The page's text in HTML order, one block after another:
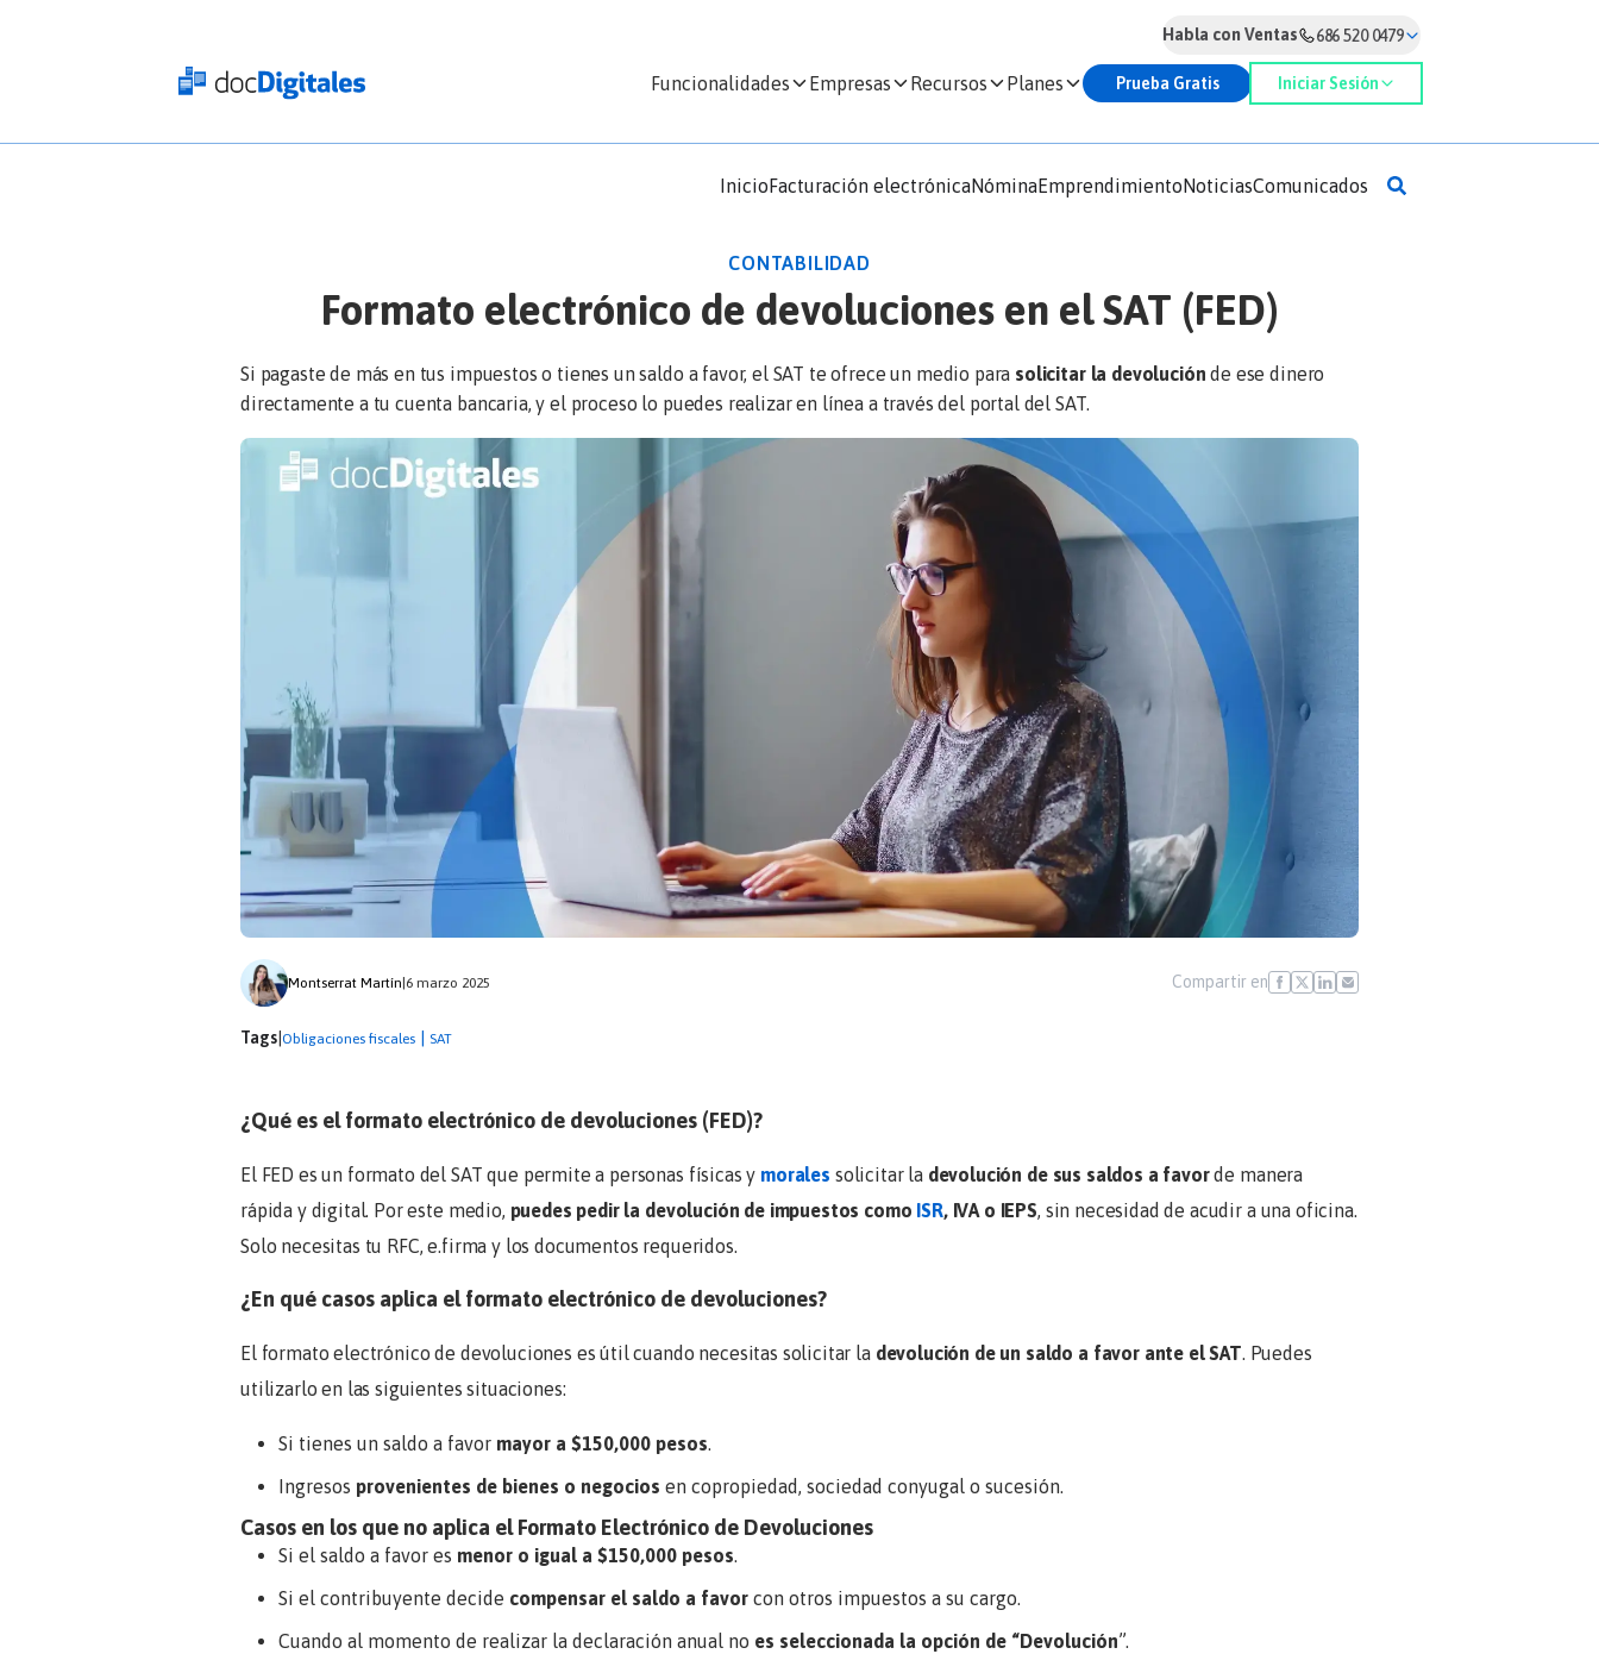
Funcionalidades Empresas Recursos Planes Prueba Gratis Iniciar Sesión
Habla con Ventas 686 520 0479
docDigitales
Línea
Inicio Facturación electrónicaNóminaEmprendimiento NoticiasComunicados
CONTABILIDAD
Formato electrónico de devoluciones en el SAT (FED)
Si pagaste de más en tus impuestos o tienes un saldo a favor, el SAT te ofrece un medio para solicitar la devolución de ese dinero
directamente a tu cuenta bancaria, y el proceso lo puedes realizar en línea a través del portal del SAT.
Montserrat Martín|6 marzo 2025 Compartir en
Tags Obligaciones fiscales SAT
¿Qué es el formato electrónico de devoluciones (FED)?
El FED es un formato del SAT que permite a personas físicas y morales solicitar la devolución de sus saldos a favorde manera
rápida y digital. Por este medio, puedes pedir la devolución de impuestos como ISR, IVA o IEPS, sin necesidad de acudir a una oficina.
Solo necesitas tu RFC, e.firma y los documentos requeridos.
¿En qué casos aplica el formato electrónico de devoluciones?
El formato electrónico de devoluciones es útil cuando necesitas solicitar la devolución de un saldo a favor ante el SAT. Puedes
utilizarlo en las siguientes situaciones:
Si tienes un saldo a favor mayor a $150,000 pesos.
Ingresos provenientes de bienes o negocios en copropiedad, sociedad conyugal o sucesión.
Casos en los que no aplica el Formato Electrónico de Devoluciones
Si el saldo a favor es menor o igual a $150,000 pesos.
Si el contribuyente decide compensar el saldo a favor con otros impuestos a su cargo.
Cuando al momento de realizar la declaración anual no es seleccionada la opción de “Devolución”.